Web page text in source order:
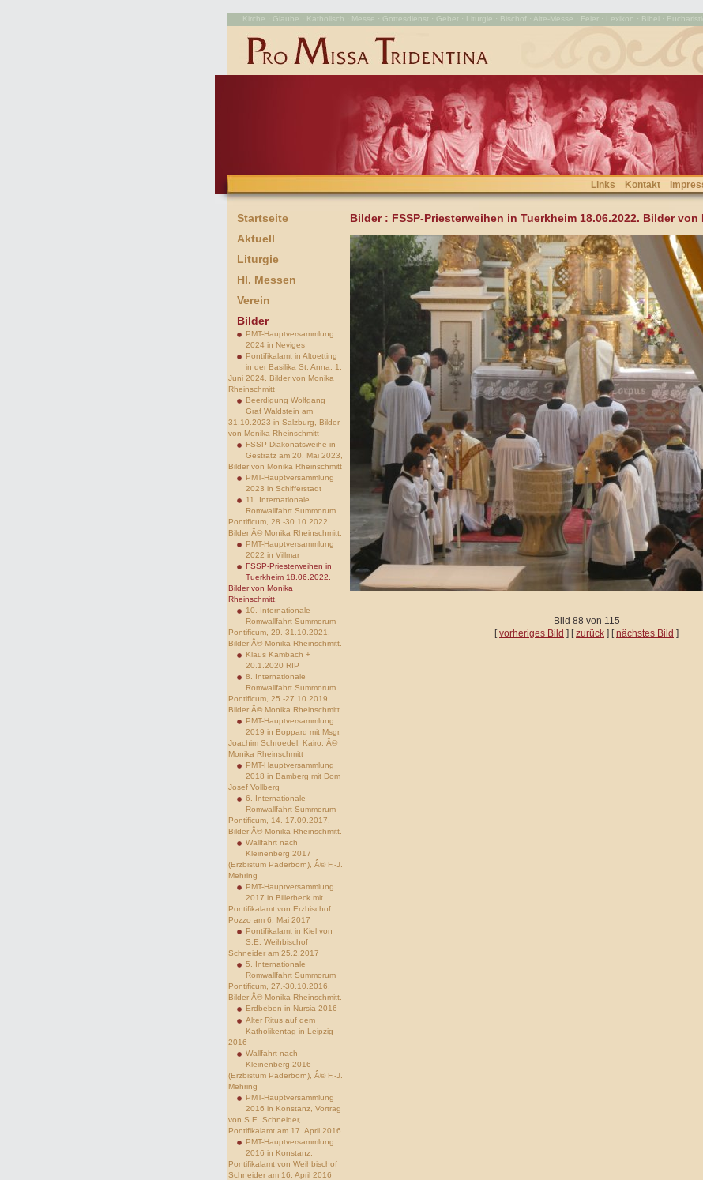
Kirche · Glaube · Katholisch · Messe · Gottesdienst · Gebet · Liturgie · Bischof · Alte-Messe · Feier · Lexikon · Bibel ·
Links Kontakt
Startseite
Aktuell
Liturgie
Hl. Messen
Verein
Bilder
PMT-Hauptversammlung
2024 in Neviges
Pontifikalamt in Altoetting
in der Basilika St. Anna, 1.
Juni 2024, Bilder von Monika
Rheinschmitt
Beerdigung Wolfgang
Graf Waldstein am
31.10.2023 in Salzburg, Bilder
von Monika Rheinschmitt
FSSP-Diakonatsweihe in
Gestratz am 20. Mai 2023,
Bilder von Monika Rheinschmitt
PMT-Hauptversammlung
2023 in Schifferstadt
11. Internationale
Romwallfahrt Summorum
Pontificum, 28.-30.10.2022.
Bilder Â© Monika Rheinschmitt.
PMT-Hauptversammlung
2022 in Villmar
FSSP-Priesterweihen in
Tuerkheim 18.06.2022.
Bilder von Monika
Rheinschmitt.
10. Internationale
Romwallfahrt Summorum
Pontificum, 29.-31.10.2021.
Bilder Â© Monika Rheinschmitt.
Klaus Kambach +
20.1.2020 RIP
8. Internationale
Romwallfahrt Summorum
Pontificum, 25.-27.10.2019.
Bilder Â© Monika Rheinschmitt.
PMT-Hauptversammlung
2019 in Boppard mit Msgr.
Joachim Schroedel, Kairo, Â©
Monika Rheinschmitt
PMT-Hauptversammlung
2018 in Bamberg mit Dom
Josef Vollberg
6. Internationale
Romwallfahrt Summorum
Pontificum, 14.-17.09.2017.
Bilder Â© Monika Rheinschmitt.
Wallfahrt nach
Kleinenberg 2017
(Erzbistum Paderborn), Â© F.-J.
Mehring
PMT-Hauptversammlung
2017 in Billerbeck mit
Pontifikalamt von Erzbischof
Pozzo am 6. Mai 2017
Pontifikalamt in Kiel von
S.E. Weihbischof
Schneider am 25.2.2017
5. Internationale
Romwallfahrt Summorum
Pontificum, 27.-30.10.2016.
Bilder Â© Monika Rheinschmitt.
Erdbeben in Nursia 2016
Alter Ritus auf dem
Katholikentag in Leipzig
2016
Wallfahrt nach
Kleinenberg 2016
(Erzbistum Paderborn), Â© F.-J.
Mehring
PMT-Hauptversammlung
2016 in Konstanz, Vortrag
von S.E. Schneider,
Pontifikalamt am 17. April 2016
PMT-Hauptversammlung
2016 in Konstanz,
Pontifikalamt von Weihbischof
Schneider am 16. April 2016
Bilder : FSSP-Priesterweihen in Tuerkheim 18.06.2022. Bilder
Bild 88 von 115
[vorheriges Bild ] [zurück ] [nächstes Bild ]